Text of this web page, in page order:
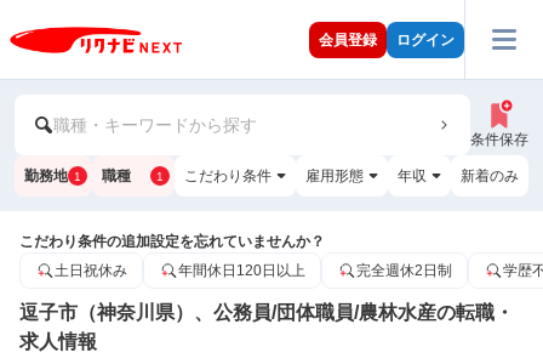
会員登録 ログイン
職種・キーワードから探す
条件保存
勤務地 1 職種 1 こだわり条件 雇用形態 年収 新着のみ
こだわり条件の追加設定を忘れていませんか？
土日祝休み
年間休日120日以上 完全週休2日制 学歴
逗子市（神奈川県）、公務員/団体職員/農林水産の転職・
求人情報